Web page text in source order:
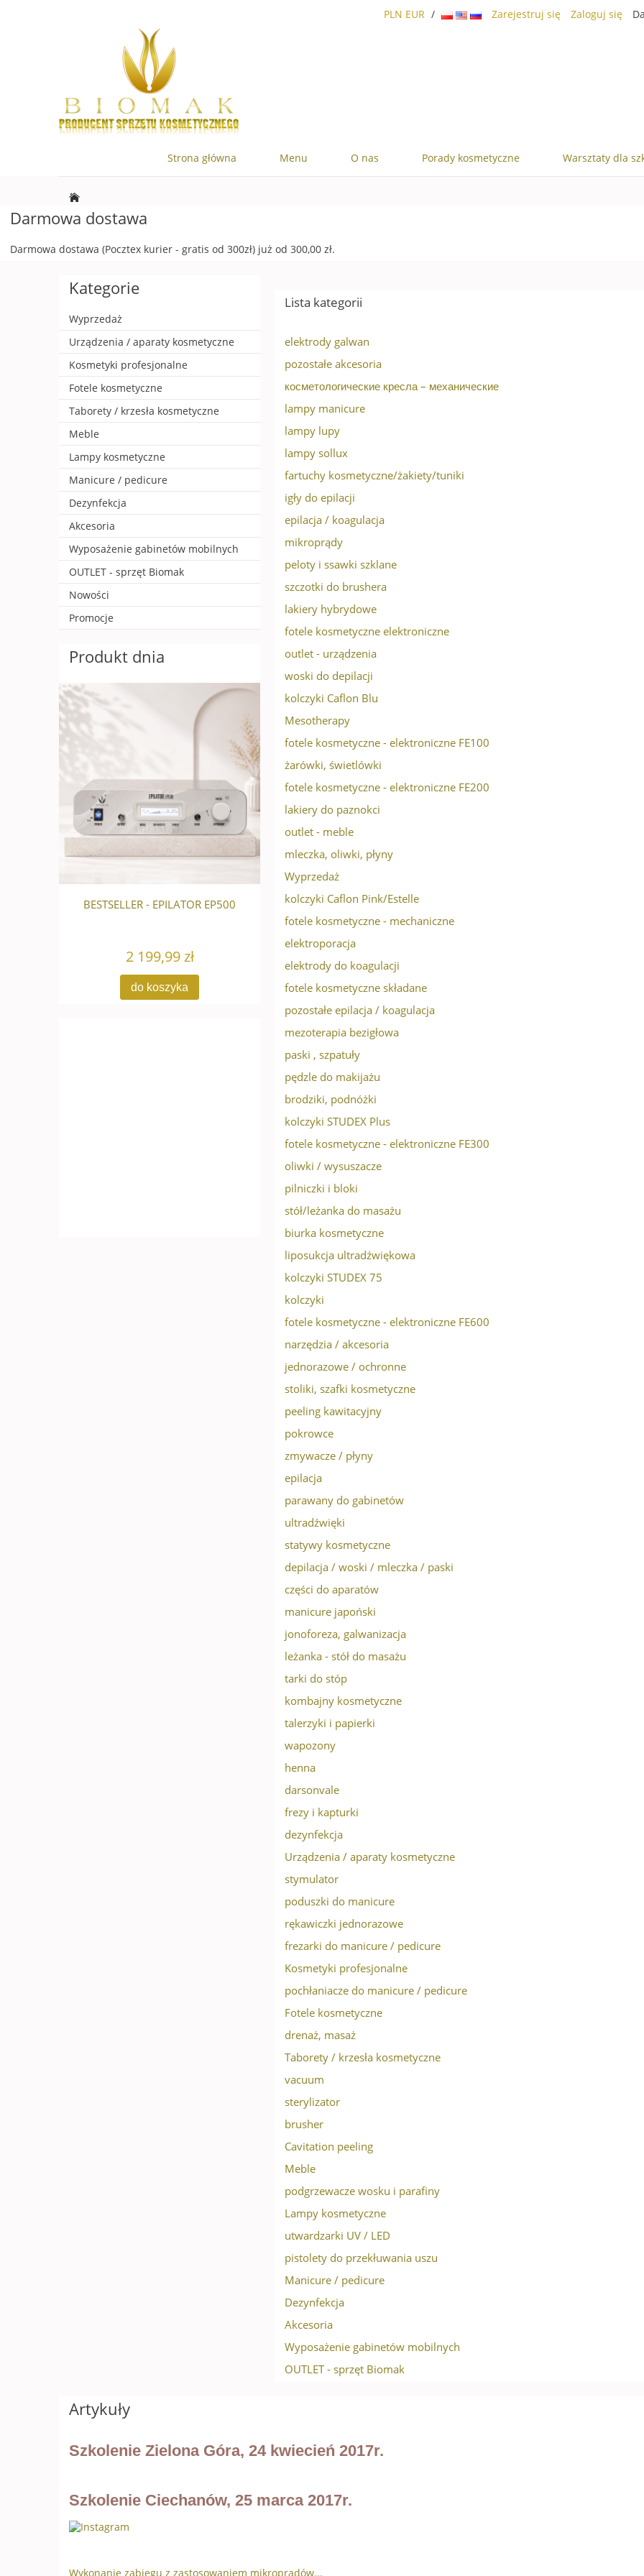
PLN EUR / Zarejestruj się Zaloguj się
Strona główna Menu O nas Porady kosmetyczne Warsztaty dla
Darmowa dostawa
Darmowa dostawa (Pocztex kurier - gratis od 300zł) już od 300,00 zł.
Kategorie
Wyprzedaż
Urządzenia / aparaty kosmetyczne
Kosmetyki profesjonalne
Fotele kosmetyczne
Taborety / krzesła kosmetyczne
Meble
Lampy kosmetyczne
Manicure / pedicure
Dezynfekcja
Akcesoria
Wyposażenie gabinetów mobilnych
OUTLET - sprzęt Biomak
Nowości
Promocje
Produkt dnia
BESTSELLER - EPILATOR EP500
2 199,99 zł
do koszyka
EPILATOR EP300
1 499,00 zł
do koszyka
Lista kategorii
elektrody galwan
pozostałe akcesoria
косметологические кресла – механические
lampy manicure
lampy lupy
lampy sollux
fartuchy kosmetyczne/żakiety/tuniki
igły do epilacji
epilacja / koagulacja
mikroprądy
peloty i ssawki szklane
szczotki do brushera
lakiery hybrydowe
fotele kosmetyczne elektroniczne
outlet - urządzenia
woski do depilacji
kolczyki Caflon Blu
Mesotherapy
fotele kosmetyczne - elektroniczne FE100
żarówki, świetlówki
fotele kosmetyczne - elektroniczne FE200
lakiery do paznokci
outlet - meble
mleczka, oliwki, płyny
Wyprzedaż
kolczyki Caflon Pink/Estelle
fotele kosmetyczne - mechaniczne
elektroporacja
elektrody do koagulacji
fotele kosmetyczne składane
pozostałe epilacja / koagulacja
mezoterapia bezigłowa
paski , szpatuły
pędzle do makijażu
brodziki, podnóżki
kolczyki STUDEX Plus
fotele kosmetyczne - elektroniczne FE300
oliwki / wysuszacze
pilniczki i bloki
stół/leżanka do masażu
biurka kosmetyczne
liposukcja ultradźwiękowa
kolczyki STUDEX 75
kolczyki
fotele kosmetyczne - elektroniczne FE600
narzędzia / akcesoria
jednorazowe / ochronne
stoliki, szafki kosmetyczne
peeling kawitacyjny
pokrowce
zmywacze / płyny
epilacja
parawany do gabinetów
ultradźwięki
statywy kosmetyczne
depilacja / woski / mleczka / paski
części do aparatów
manicure japoński
jonoforeza, galwanizacja
leżanka - stół do masażu
tarki do stóp
kombajny kosmetyczne
talerzyki i papierki
wapozony
henna
darsonvale
frezy i kapturki
dezynfekcja
Urządzenia / aparaty kosmetyczne
stymulator
poduszki do manicure
rękawiczki jednorazowe
frezarki do manicure / pedicure
Kosmetyki profesjonalne
pochłaniacze do manicure / pedicure
Fotele kosmetyczne
drenaż, masaż
Taborety / krzesła kosmetyczne
vacuum
sterylizator
brusher
Cavitation peeling
Meble
podgrzewacze wosku i parafiny
Lampy kosmetyczne
utwardzarki UV / LED
pistolety do przekłuwania uszu
Manicure / pedicure
Dezynfekcja
Akcesoria
Wyposażenie gabinetów mobilnych
OUTLET - sprzęt Biomak
Artykuły
Szkolenie Zielona Góra, 24 kwiecień 2017r.
Szkolenie Ciechanów, 25 marca 2017r.
Wykonanie zabiegu z zastosowaniem mikroprądów...